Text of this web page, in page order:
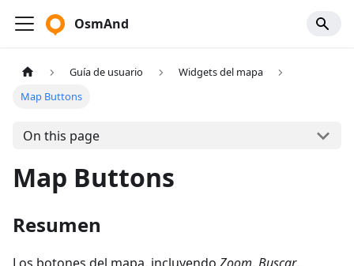
OsmAnd
Guía de usuario
Widgets del mapa
Map Buttons
On this page
Map Buttons
Resumen